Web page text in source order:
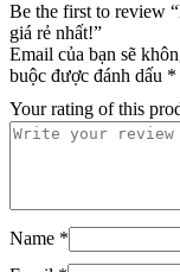
Be the first to review
giá rẻ nhất!”
Email của bạn sẽ
buộc được đánh dấu *
Your rating of this
Name *